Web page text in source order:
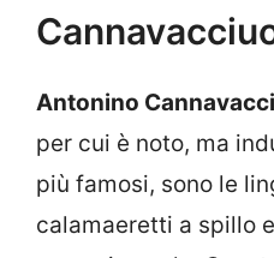
Antonino
per cui è noto, ma
più famosi, sono le
calamaeretti a spillo